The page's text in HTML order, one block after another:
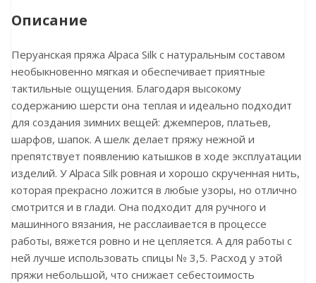
Описание
Перуанская пряжа Alpaca Silk с натуральным составом
необыкновенно мягкая и обеспечивает приятные
тактильные ощущения. Благодаря высокому
содержанию шерсти она теплая и идеально подходит
для создания зимних вещей: джемперов, платьев,
шарфов, шапок. А шелк делает пряжу нежной и
препятствует появлению катышков в ходе эксплуатации
изделий. У Alpaca Silk ровная и хорошо скрученная нить,
которая прекрасно ложится в любые узоры, но отлично
смотрится и в глади. Она подходит для ручного и
машинного вязания, не расслаивается в процессе
работы, вяжется ровно и не цепляется. А для работы с
ней лучше использовать спицы № 3,5. Расход у этой
пряжи небольшой, что снижает себестоимость